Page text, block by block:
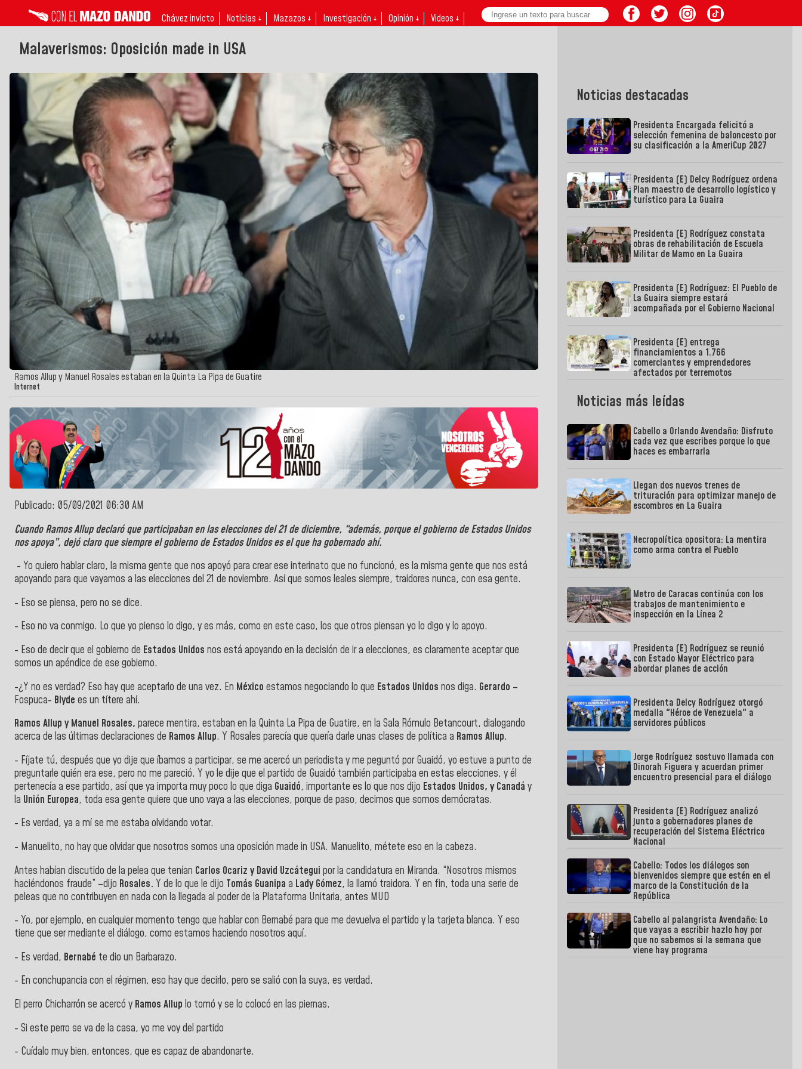
Chávez invicto Noticias ↓ Mazazos ↓ Investigación ↓ Opinión ↓ Videos ↓
Malaverismos: Oposición made in USA
Ramos Allup y Manuel Rosales estaban en la Quinta La Pipa de Guatire
Internet
Publicado: 05/09/2021 06:30 AM
Cuando Ramos Allup declaró que participaban en las elecciones del 21 de diciembre, “además, porque el gobierno de Estados Unidos
nos apoya”, dejó claro que siempre el gobierno de EstadosUnidoses el que ha gobernado ahí.
- Yo quiero hablar claro, la misma gente que nos apoyó para crear ese interinato que no funcionó, es la misma gente que nos está
apoyando para que vayamos a las elecciones del 21 de noviembre. Así que somos leales siempre, traidores nunca, con esa gente.
- Eso se piensa, pero no se dice.
- Eso no va conmigo. Lo que yo pienso lo digo, y es más, como en este caso, los que otros piensan yo lo digo y lo apoyo.
- Eso de decir que el gobierno de Estados Unidos nos está apoyando en la decisión de ir a elecciones, es claramente aceptar que
somos un apéndice de ese gobierno.
-¿Y no es verdad? Eso hay que aceptarlo de una vez. En México estamos negociando lo que Estados Unidos nos diga. Gerardo –
Fospuca- Blyde es un títere ahí.
Ramos Allup y Manuel Rosales, parece mentira, estaban en la Quinta La Pipa de Guatire, en la Sala Rómulo Betancourt, dialogando
acerca de las últimas declaraciones de Ramos Allup. Y Rosales parecía que quería darle unas clases de política a Ramos Allup.
- Fíjate tú, después que yo dije que íbamos a participar, se me acercó un periodista y me peguntó por Guaidó, yo estuve a punto de
preguntarle quién era ese, pero no me pareció. Y yo le dije que el partido de Guaidó también participaba en estas elecciones, y él
pertenecía a ese partido, así que ya importa muy poco lo que diga Guaidó, importante es lo que nos dijo Estados Unidos, y Canadá y
la Unión Europea, toda esa gente quiere que uno vaya a las elecciones, porque de paso, decimos que somos demócratas.
- Es verdad, ya a mí se me estaba olvidando votar.
- Manuelito, no hay que olvidar que nosotros somos una oposición made in USA. Manuelito, métete eso en la cabeza.
Antes habían discutido de la pelea que tenían Carlos Ocariz y David Uzcátegui por la candidatura en Miranda. “Nosotros mismos
haciéndonos fraude” –dijo Rosales. Y de lo que le dijo Tomás Guanipa a Lady Gómez, la llamó traidora. Y en fin, toda una serie de
peleas que no contribuyen en nada con la llegada al poder de la Plataforma Unitaria, antes MUD
- Yo, por ejemplo, en cualquier momento tengo que hablar con Bernabé para que me devuelva el partido y la tarjeta blanca. Y eso
tiene que ser mediante el diálogo, como estamos haciendo nosotros aquí.
- Es verdad, Bernabé te dio un Barbarazo.
- En conchupancia con el régimen, eso hay que decirlo, pero se salió con la suya, es verdad.
El perro Chicharrón se acercó y Ramos Allup lo tomó y se lo colocó en las piernas.
- Si este perro se va de la casa, yo me voy del partido
- Cuídalo muy bien, entonces, que es capaz de abandonarte.
Noticias destacadas
Presidenta Encargada felicitó a
selección femenina de baloncesto por
su clasificación a la AmeriCup 2027
Presidenta (E) Delcy Rodríguez ordena
Plan maestro de desarrollo logístico y
turístico para La Guaira
Presidenta (E) Rodríguez constata
obras de rehabilitación de Escuela
Militar de Mamo en La Guaira
Presidenta (E) Rodríguez: El Pueblo de
La Guaira siempre estará
acompañada por el Gobierno Nacional
Presidenta (E) entrega
financiamientos a 1.766
comerciantes y emprendedores
afectados por terremotos
Noticias más leídas
Cabello a Orlando Avendaño: Disfruto
cada vez que escribes porque lo que
haces es embarrarla
Llegan dos nuevos trenes de
trituración para optimizar manejo de
escombros en La Guaira
Necropolítica opositora: La mentira
como arma contra el Pueblo
Metro de Caracas continúa con los
trabajos de mantenimiento e
inspección en la Línea 2
Presidenta (E) Rodríguez se reunió
con Estado Mayor Eléctrico para
abordar planes de acción
Presidenta Delcy Rodríguez otorgó
medalla "Héroe de Venezuela" a
servidores públicos
Jorge Rodríguez sostuvo llamada con
Dinorah Figuera y acuerdan primer
encuentro presencial para el diálogo
Presidenta (E) Rodríguez analizó
junto a gobernadores planes de
recuperación del Sistema Eléctrico
Nacional
Cabello: Todos los diálogos son
bienvenidos siempre que estén en el
marco de la Constitución de la
República
Cabello al palangrista Avendaño: Lo
que vayas a escribir hazlo hoy por
que no sabemos si la semana que
viene hay programa